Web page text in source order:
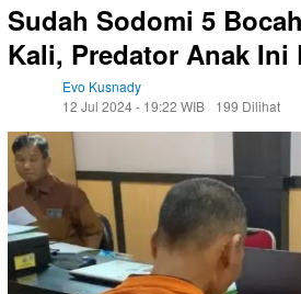
Sudah Sodomi 5
Kali, Predator Anak Ini
Evo Kusnady
12 Jul 2024 - 19:22 WIB
199 Dilihat